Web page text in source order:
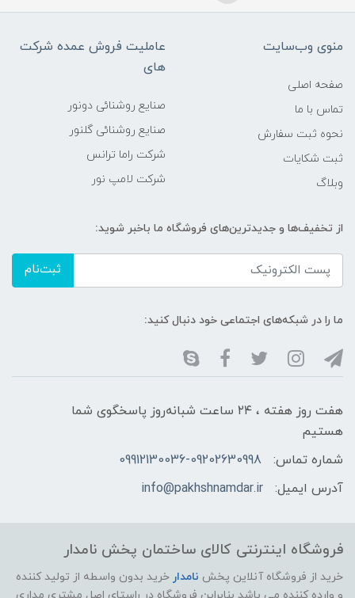
منوی وب‌سایت
صفحه اصلی
تماس با ما
نحوه ثبت سفارش
ثبت شکایات
وبلاگ
عاملیت فروش عمده شرکت
های
صنایع روشنائی دونور
صنایع روشنائی گلنور
شرکت راما ترانس
شرکت لامپ نور
از تخفیف‌ها و جدیدترین‌های فروشگاه ما باخبر شوید:
ثبت‌نام
ما را در شبکه‌های اجتماعی خود دنبال کنید:
هفت روز هفته ، ۲۴ ساعت شبانه‌روز پاسخگوی شما
هستیم
شماره تماس:
09912130036-09202630998
آدرس ایمیل:
info@pakhshnamdar.ir
فروشگاه اینترنتی کالای ساختمان پخش نامدار
خرید از فروشگاه آنلاین پخش نامدار خرید بدون واسطه از تولید کننده
و وارده کننده می باشد بنابراین فروشگاه در راستای اصل مشتری مداری